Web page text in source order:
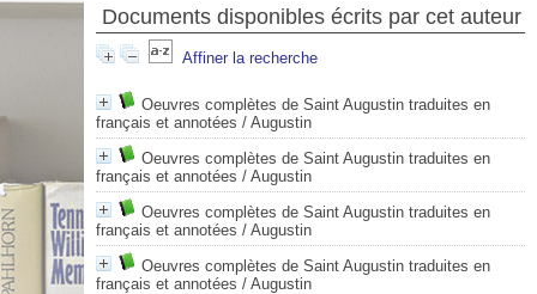
Documents disponibles écrits par cet auteur
Affiner la recherche
Oeuvres complètes de Saint Augustin traduites en
français et annotées / Augustin
Oeuvres complètes de Saint Augustin traduites en
français et annotées / Augustin
Oeuvres complètes de Saint Augustin traduites en
français et annotées / Augustin
Oeuvres complètes de Saint Augustin traduites en
français et annotées / Augustin